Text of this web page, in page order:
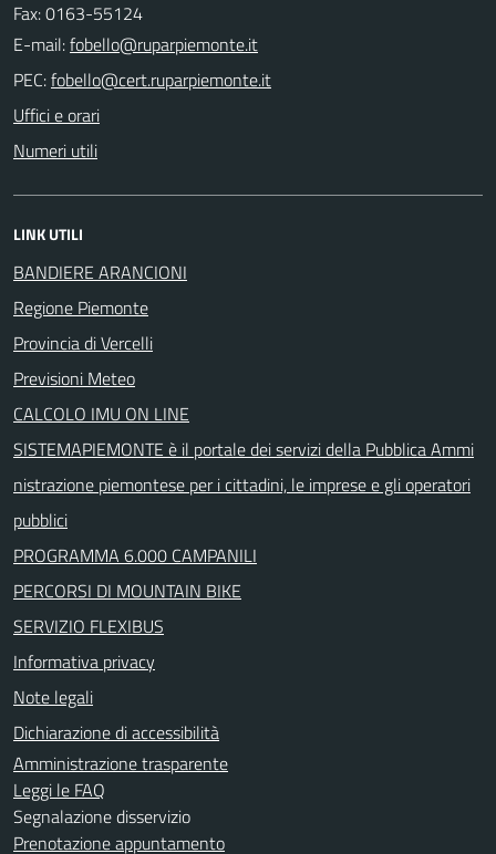
Fax: 0163-55124
E-mail:
PEC:
Uffici e orari
Numeri utili
LINK UTILI
BANDIERE ARANCIONI
Regione Piemonte
Provincia di Vercelli
Previsioni Meteo
CALCOLO IMU ON LINE
SISTEMAPIEMONTE è il portale dei servizi della Pubblica Ammi
nistrazione piemontese per i cittadini, le imprese e gli operatori
pubblici
PROGRAMMA 6.000 CAMPANILI
PERCORSI DI MOUNTAIN BIKE
SERVIZIO FLEXIBUS
Informativa privacy
Note legali
Dichiarazione di accessibilità
Amministrazione trasparente
Leggi le FAQ
Segnalazione disservizio
Prenotazione appuntamento